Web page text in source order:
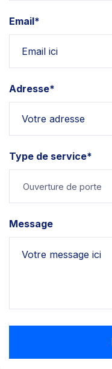
Email*
Adresse*
Type de service*
Ouverture de porte
Message